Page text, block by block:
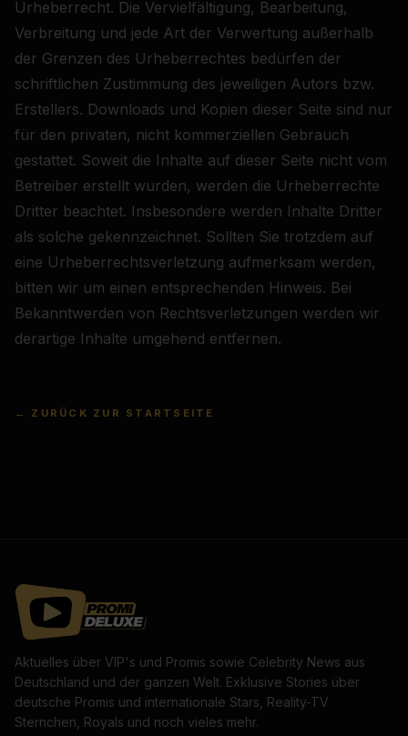
Urheberrecht. Die Vervielfältigung, Bearbeitung,
Verbreitung und jede Art der Verwertung außerhalb
der Grenzen des Urheberrechtes bedürfen der
schriftlichen Zustimmung des jeweiligen Autors bzw.
Erstellers. Downloads und Kopien dieser Seite sind nur
für den privaten, nicht kommerziellen Gebrauch
gestattet. Soweit die Inhalte auf dieser Seite nicht vom
Betreiber erstellt wurden, werden die Urheberrechte
Dritter beachtet. Insbesondere werden Inhalte Dritter
als solche gekennzeichnet. Sollten Sie trotzdem auf
eine Urheberrechtsverletzung aufmerksam werden,
bitten wir um einen entsprechenden Hinweis. Bei
Bekanntwerden von Rechtsverletzungen werden wir
derartige Inhalte umgehend entfernen.
← ZURÜCK ZUR STARTSEITE
Aktuelles über VIP's und Promis sowie Celebrity News aus
Deutschland und der ganzen Welt. Exklusive Stories über
deutsche Promis und internationale Stars, Reality-TV
Sternchen, Royals und noch vieles mehr.